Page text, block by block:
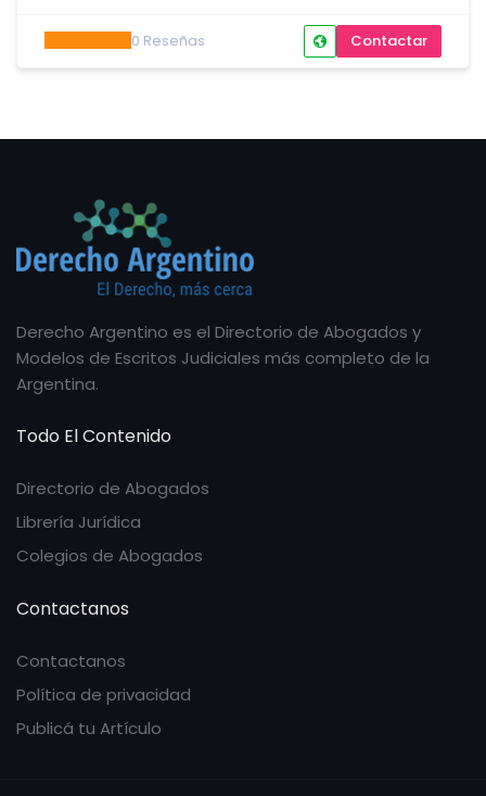
0 Reseñas Contactar
Derecho Argentino es el Directorio de Abogados y
Modelos de Escritos Judiciales más completo de la
Argentina.
Todo El Contenido
Directorio de Abogados
Librería Jurídica
Colegios de Abogados
Contactanos
Contactanos
Política de privacidad
Publicá tu Artículo